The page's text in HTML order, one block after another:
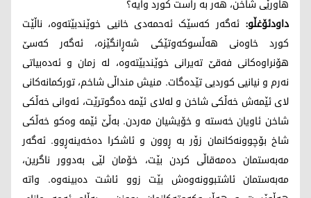
هاورێی شاخن، هەر بە راست کورد وایە؟
داودئۆغڵو: ئەگەر کەسێک ئەحمەدی خانیی خوێندبێتەوە، ناڵێت
کورد خاوەنی هەڵسوکەوتێکی شەڕانگێزە، ئەگەر کەسێ
هۆنراوەکانی فەقێ تەیرانی خوێندبێتەوە، لە زمان و ئەدەبیاتی
نەرم و نیانیی کوردیی تێدەگات. منیش منداڵی شاخم، تورکمانەکانی
لای ئێمەش خەڵکی شاخن و لەلای ئێمە دەگوترێت، ئەوانی خەڵکی
شاخن ئاویان خەستە و خۆیشیان مەردن. بەڵێ ئێمە وەکو خەڵکی
شاخ بۆچوونەکانمان زۆر بە ڕوون و ئاشکرا دەخەینەڕوو. ئەگەر
مەبەستمان دەمەقاڵی کردن بێت، خۆمان لێی بەدوور ناگرین،
مەبەستمان ئاشتبوونەوەش بێت زوو ئاشت دەبینەوە. واتە